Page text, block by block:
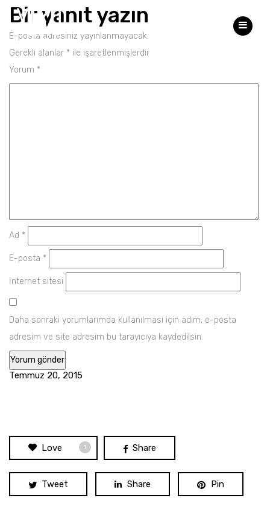
Bir yanıt yazın
E-posta adresiniz yayınlanmayacak.
Gerekli alanlar * ile işaretlenmişlerdir
Yorum *
Ad *
E-posta *
İnternet sitesi
Daha sonraki yorumlarımda kullanılması için adım, e-posta
adresim ve site adresim bu tarayıcıya kaydedilsin.
Temmuz 20, 2015
Love 1 Share
Tweet Share Pin